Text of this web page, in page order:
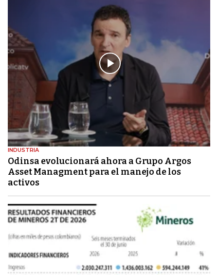
INDUSTRIA
Odinsa evolucionará ahora a Grupo Argos
Asset Managment para el manejo de los
activos